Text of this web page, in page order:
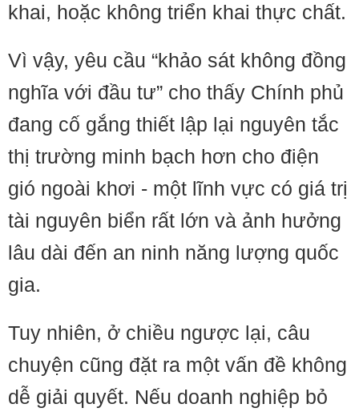
khai, hoặc không triển khai thực chất.
Vì vậy, yêu cầu “khảo sát không đồng
nghĩa với đầu tư” cho thấy Chính phủ
đang cố gắng thiết lập lại nguyên tắc
thị trường minh bạch hơn cho điện
gió ngoài khơi - một lĩnh vực có giá trị
tài nguyên biển rất lớn và ảnh hưởng
lâu dài đến an ninh năng lượng quốc
gia.
Tuy nhiên, ở chiều ngược lại, câu
chuyện cũng đặt ra một vấn đề không
dễ giải quyết. Nếu doanh nghiệp bỏ